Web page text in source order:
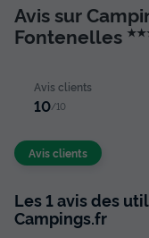
Avis sur
Fontenelles
Avis clients
10/10
Avis clients
Les 1 avis des
Campings.fr